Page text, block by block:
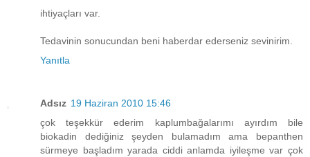
ihtiyaçları var.
Tedavinin sonucundan beni haberdar ederseniz sevinirim.
Yanıtla
Adsız 19 Haziran 2010 15:46
çok teşekkür ederim kaplumbağalarımı ayırdım bile
biokadin dediğiniz şeyden bulamadım ama bepanthen
sürmeye başladım yarada ciddi anlamda iyileşme var çok